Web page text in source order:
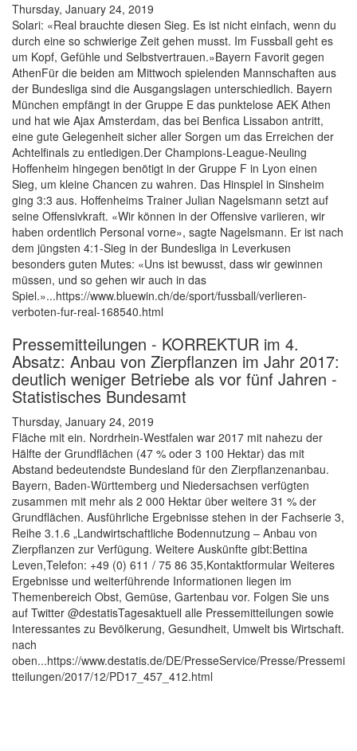
Thursday, January 24, 2019
Solari: «Real brauchte diesen Sieg. Es ist nicht einfach, wenn du
durch eine so schwierige Zeit gehen musst. Im Fussball geht es
um Kopf, Gefühle und Selbstvertrauen.»Bayern Favorit gegen
AthenFür die beiden am Mittwoch spielenden Mannschaften aus
der Bundesliga sind die Ausgangslagen unterschiedlich. Bayern
München empfängt in der Gruppe E das punktelose AEK Athen
und hat wie Ajax Amsterdam, das bei Benfica Lissabon antritt,
eine gute Gelegenheit sicher aller Sorgen um das Erreichen der
Achtelfinals zu entledigen.Der Champions-League-Neuling
Hoffenheim hingegen benötigt in der Gruppe F in Lyon einen
Sieg, um kleine Chancen zu wahren. Das Hinspiel in Sinsheim
ging 3:3 aus. Hoffenheims Trainer Julian Nagelsmann setzt auf
seine Offensivkraft. «Wir können in der Offensive variieren, wir
haben ordentlich Personal vorne», sagte Nagelsmann. Er ist nach
dem jüngsten 4:1-Sieg in der Bundesliga in Leverkusen
besonders guten Mutes: «Uns ist bewusst, dass wir gewinnen
müssen, und so gehen wir auch in das
Spiel.»...https://www.bluewin.ch/de/sport/fussball/verlieren-
verboten-fur-real-168540.html
Pressemitteilungen - KORREKTUR im 4.
Absatz: Anbau von Zierpflanzen im Jahr 2017:
deutlich weniger Betriebe als vor fünf Jahren -
Statistisches Bundesamt
Thursday, January 24, 2019
Fläche mit ein. Nordrhein-Westfalen war 2017 mit nahezu der
Hälfte der Grundflächen (47 % oder 3 100 Hektar) das mit
Abstand bedeutendste Bundesland für den Zierpflanzenanbau.
Bayern, Baden-Württemberg und Niedersachsen verfügten
zusammen mit mehr als 2 000 Hektar über weitere 31 % der
Grundflächen. Ausführliche Ergebnisse stehen in der Fachserie 3,
Reihe 3.1.6 „Landwirtschaftliche Bodennutzung – Anbau von
Zierpflanzen zur Verfügung. Weitere Auskünfte gibt:Bettina
Leven,Telefon: +49 (0) 611 / 75 86 35,Kontaktformular Weiteres
Ergebnisse und weiterführende Informationen liegen im
Themenbereich Obst, Gemüse, Gartenbau vor. Folgen Sie uns
auf Twitter @destatisTagesaktuell alle Pressemitteilungen sowie
Interessantes zu Bevölkerung, Gesundheit, Umwelt bis Wirtschaft.
nach
oben...https://www.destatis.de/DE/PresseService/Presse/Pressemi
tteilungen/2017/12/PD17_457_412.html